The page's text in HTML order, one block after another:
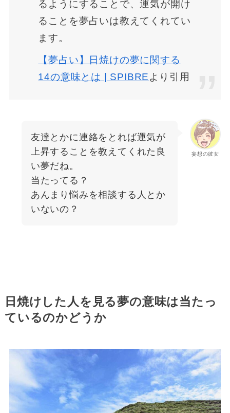
るようにすることで、運気が開け
ることを夢占いは教えてくれてい
ます。
【夢占い】日焼けの夢に関する
14の意味とは | SPIBREより引用
妄想の彼女
友達とかに連絡をとれば運気が
上昇することを教えてくれた良
い夢だね。
当たってる？
あんまり悩みを相談する人とか
いないの？
日焼けした人を見る夢の意味は当たっ
ているのかどうか